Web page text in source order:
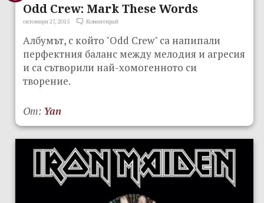
Odd Crew: Mark These Words
октомври 27, 2015 Коментирай
Албумът, с който "Odd Crew" са напипали
перфектния баланс между мелодия и агресия
и са сътворили най-хомогенното си
творение.
От: Yan